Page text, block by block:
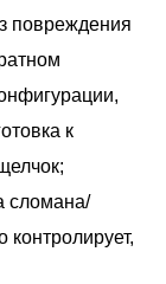
повреждения
к
сломана/
контролирует,